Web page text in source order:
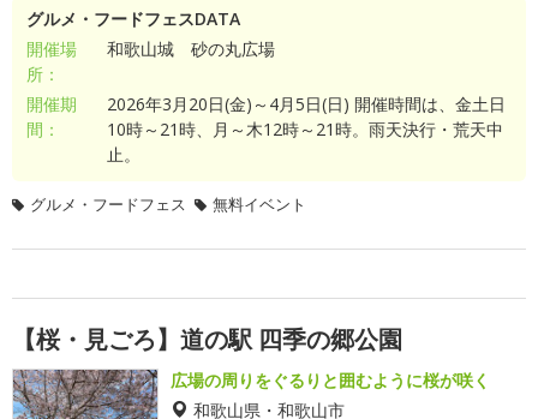
グルメ・フードフェスDATA
開催場
所：
和歌山城 砂の丸広場
開催期
間：
2026年3月20日(金)～4月5日(日) 開催時間は、金土日
10時～21時、月～木12時～21時。雨天決行・荒天中
止。
グルメ・フードフェス 無料イベント
【桜・見ごろ】道の駅 四季の郷公園
広場の周りをぐるりと囲むように桜が咲く
和歌山県・和歌山市